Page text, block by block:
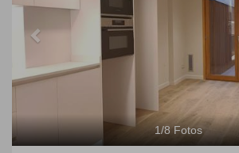
1/8Fotos